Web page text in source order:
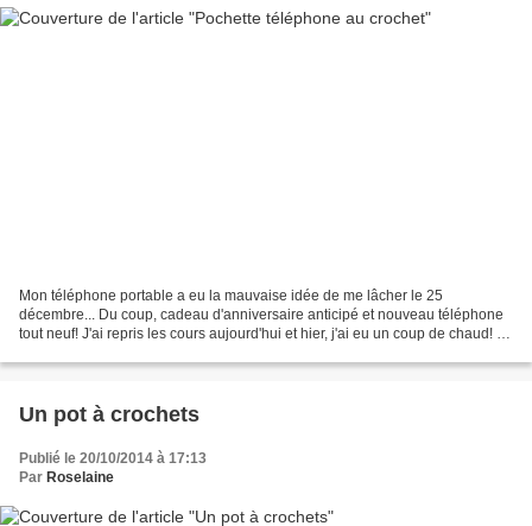
Mon téléphone portable a eu la mauvaise idée de me lâcher le 25
décembre... Du coup, cadeau d'anniversaire anticipé et nouveau téléphone
tout neuf! J'ai repris les cours aujourd'hui et hier, j'ai eu un coup de chaud! Je
Un pot à crochets
Publié le 20/10/2014 à 17:13
Par Roselaine